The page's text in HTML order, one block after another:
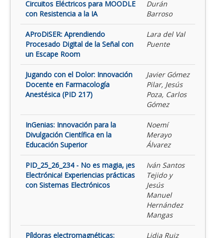
Circuitos Eléctricos para MOODLE
con Resistencia a la IA
Durán
Barroso
AProDiSER: Aprendiendo
Procesado Digital de la Señal con
un Escape Room
Lara del Val
Puente
Jugando con el Dolor: Innovación
Docente en Farmacología
Anestésica (PID 217)
Javier Gómez
Pilar, Jesús
Poza, Carlos
Gómez
InGenias: Innovación para la
Divulgación Científica en la
Educación Superior
Noemí
Merayo
Álvarez
PID_25_26_234 - No es magia, ¡es
Electrónica! Experiencias prácticas
con Sistemas Electrónicos
Iván Santos
Tejido y
Jesús
Manuel
Hernández
Mangas
Píldoras electromagnéticas:
Lidia Ruiz